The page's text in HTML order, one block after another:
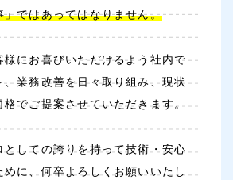
」ではあってはなりません。
様にお喜びいただけるよう社内で
、業務改善を日々取り組み、現状
格でご提案させていただきます。
としての誇りを持って技術・安心
めに、何卒よろしくお願いいたし